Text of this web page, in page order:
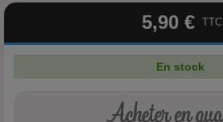
5,90 € TTC
En stock